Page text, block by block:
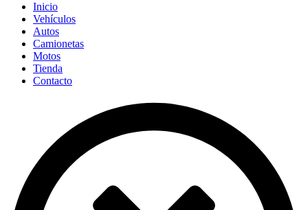
Inicio
Vehículos
Autos
Camionetas
Motos
Tienda
Contacto